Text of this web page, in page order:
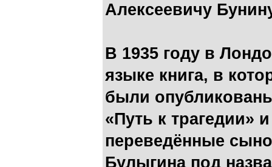
Алексеевичу
В 1935 году в
языке книга, в
были
«Путь к трагедии»
переведённые
Булыгина под